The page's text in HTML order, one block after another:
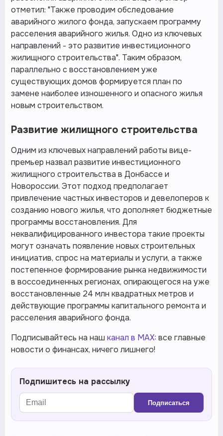
отметил: "Также проводим обследование
аварийного жилого фонда, запускаем программу
расселения аварийного жилья. Одно из ключевых
направлений - это развитие инвестиционного
жилищного строительства". Таким образом,
параллельно с восстановлением уже
существующих домов формируется план по
замене наиболее изношенного и опасного жилья
новым строительством.
Развитие жилищного строительства
Одним из ключевых направлений работы вице-
премьер назвал развитие инвестиционного
жилищного строительства в Донбассе и
Новороссии. Этот подход предполагает
привлечение частных инвесторов и девелоперов к
созданию нового жилья, что дополняет бюджетные
программы восстановления. Для
неквалифицированного инвестора такие проекты
могут означать появление новых строительных
инициатив, спрос на материалы и услуги, а также
постепенное формирование рынка недвижимости
в воссоединенных регионах, опирающегося на уже
восстановленные 24 млн квадратных метров и
действующие программы капитального ремонта и
расселения аварийного фонда.
Подписывайтесь на наш канал в MAX: все главные
новости о финансах, ничего лишнего!
Подпишитесь на рассылку
Подписаться